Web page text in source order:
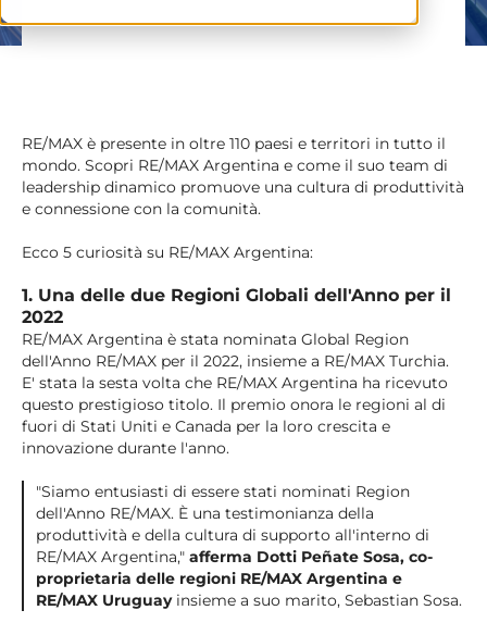
RE/MAX è presente in oltre 110 paesi e territori in tutto il
mondo. Scopri RE/MAX Argentina e come il suo team di
leadership dinamico promuove una cultura di produttività
e connessione con la comunità.
Ecco 5 curiosità su RE/MAX Argentina:
1. Una delle due Regioni Globali dell'Anno per il
2022
RE/MAX Argentina è stata nominata Global Region
dell'Anno RE/MAX per il 2022, insieme a RE/MAX Turchia.
E' stata la sesta volta che RE/MAX Argentina ha ricevuto
questo prestigioso titolo. Il premio onora le regioni al di
fuori di Stati Uniti e Canada per la loro crescita e
innovazione durante l'anno.
"Siamo entusiasti di essere stati nominati Region
dell'Anno RE/MAX. È una testimonianza della
produttività e della cultura di supporto all'interno di
RE/MAX Argentina,"afferma Dotti Peñate Sosa, co-
proprietaria delle regioni RE/MAX Argentina e
RE/MAX Uruguayinsieme a suo marito, Sebastian Sosa.